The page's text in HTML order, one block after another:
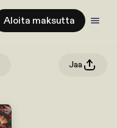
Aloita maksutta
Jaa